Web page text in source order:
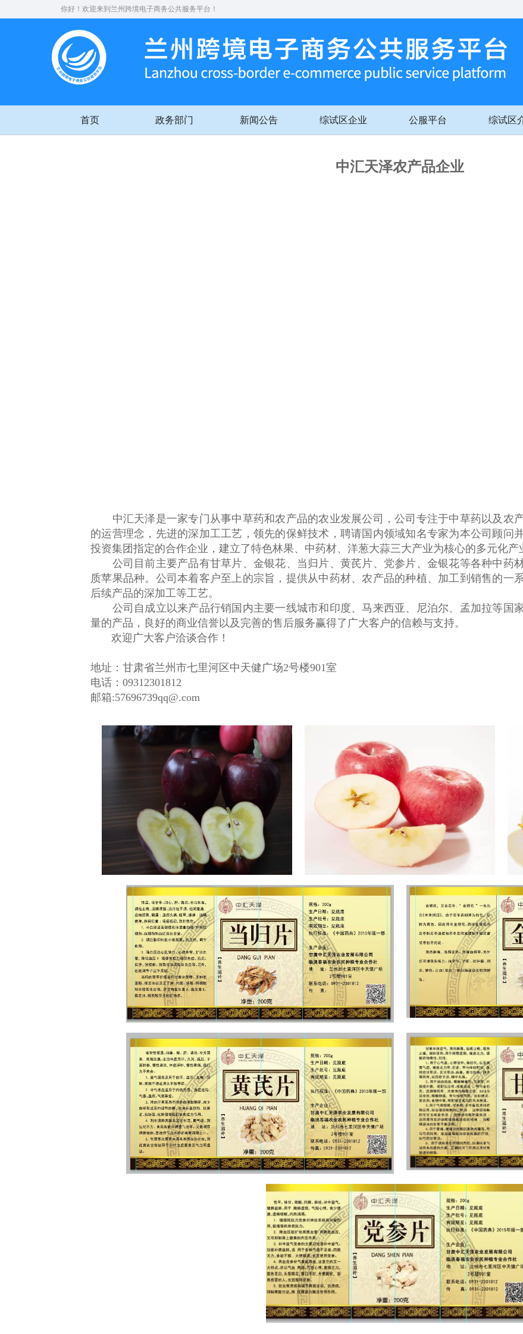
你好！欢迎来到兰州跨境电子商务公共服务平台！
首页 政务部门 新闻公告 综试区企业 公服平台 综试区
中汇天泽农产品企业
中汇天泽是一家专门从事中草药和农产品的农业发展公司，公司专注于中草药以及农
的运营理念，先进的深加工工艺，领先的保鲜技术，聘请国内领域知名专家为本公司顾问
投资集团指定的合作企业，建立了特色林果、中药材、洋葱大蒜三大产业为核心的多元化产
公司目前主要产品有甘草片、金银花、当归片、黄芪片、党参片、金银花等各种中药
质苹果品种。公司本着客户至上的宗旨，提供从中药材、农产品的种植、加工到销售的一
后续产品的深加工等工艺。
公司自成立以来产品行销国内主要一线城市和印度、马来西亚、尼泊尔、孟加拉等国
量的产品，良好的商业信誉以及完善的售后服务赢得了广大客户的信赖与支持。
欢迎广大客户洽谈合作！
地址：甘肃省兰州市七里河区中天健广场2号楼901室
电话：09312301812
邮箱:57696739qq@.com